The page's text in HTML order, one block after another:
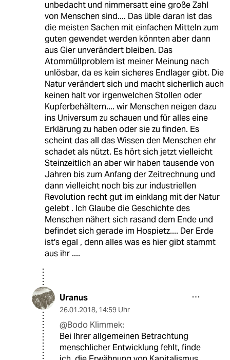
unbedacht und nimmersatt eine große Zahl
von Menschen sind.... Das üble daran ist das
die meisten Sachen mit einfachen Mitteln zum
guten gewendet werden könnten aber dann
aus Gier unverändert bleiben. Das
Atommüllproblem ist meiner Meinung nach
unlösbar, da es kein sicheres Endlager gibt. Die
Natur verändert sich und macht sicherlich auch
keinen halt vor irgenwelchen Stollen oder
Kupferbehältern.... wir Menschen neigen dazu
ins Universum zu schauen und für alles eine
Erklärung zu haben oder sie zu finden. Es
scheint das all das Wissen den Menschen ehr
schadet als nützt. Es hört sich jetzt vielleicht
Steinzeitlich an aber wir haben tausende von
Jahren bis zum Anfang der Zeitrechnung und
dann vielleicht noch bis zur industriellen
Revolution recht gut im einklang mit der Natur
gelebt . Ich Glaube die Geschichte des
Menschen nähert sich rasand dem Ende und
befindet sich gerade im Hospietz.... Der Erde
ist's egal , denn alles was es hier gibt stammt
aus ihr ....
Uranus
26.01.2018, 14:59 Uhr
@Bodo Klimmek:
Bei Ihrer allgemeinen Betrachtung
menschlicher Entwicklung fehlt, finde